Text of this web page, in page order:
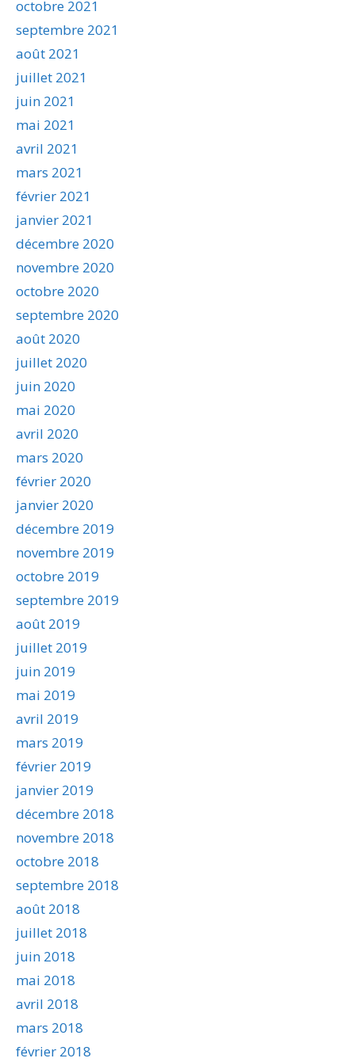
octobre 2021
septembre 2021
août 2021
juillet 2021
juin 2021
mai 2021
avril 2021
mars 2021
février 2021
janvier 2021
décembre 2020
novembre 2020
octobre 2020
septembre 2020
août 2020
juillet 2020
juin 2020
mai 2020
avril 2020
mars 2020
février 2020
janvier 2020
décembre 2019
novembre 2019
octobre 2019
septembre 2019
août 2019
juillet 2019
juin 2019
mai 2019
avril 2019
mars 2019
février 2019
janvier 2019
décembre 2018
novembre 2018
octobre 2018
septembre 2018
août 2018
juillet 2018
juin 2018
mai 2018
avril 2018
mars 2018
février 2018